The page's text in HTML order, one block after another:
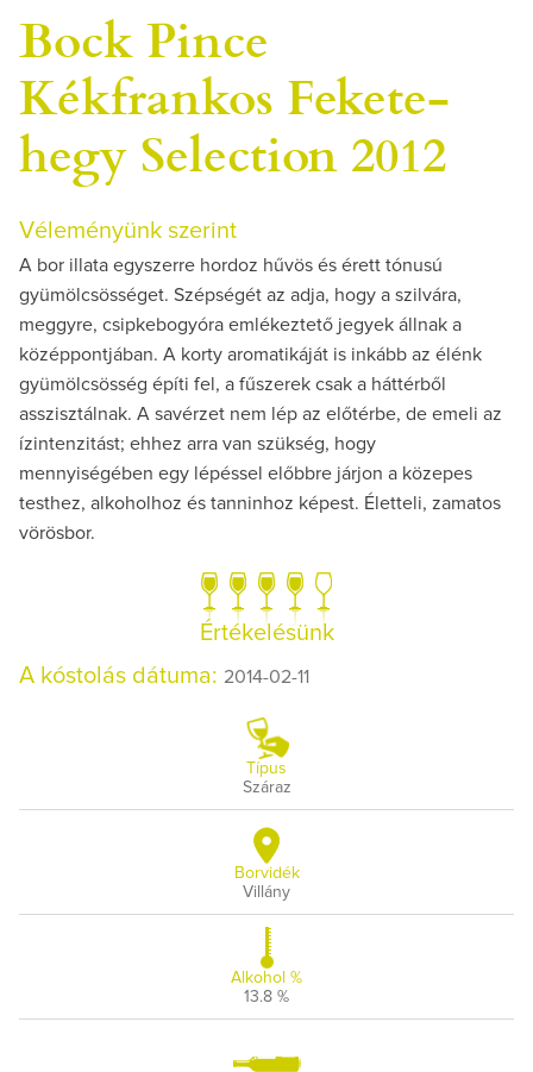
Bock Pince
Kékfrankos Fekete-
hegy Selection 2012
Véleményünk szerint
A bor illata egyszerre hordoz hűvös és érett tónusú
gyümölcsösséget. Szépségét az adja, hogy a szilvára,
meggyre, csipkebogyóra emlékeztető jegyek állnak a
középpontjában. A korty aromatikáját is inkább az élénk
gyümölcsösség építi fel, a fűszerek csak a háttérből
asszisztálnak. A savérzet nem lép az előtérbe, de emeli az
ízintenzitást; ehhez arra van szükség, hogy
mennyiségében egy lépéssel előbbre járjon a közepes
testhez, alkoholhoz és tanninhoz képest. Életteli, zamatos
vörösbor.
Értékelésünk
A kóstolás dátuma: 2014-02-11
Típus
Száraz
Borvidék
Villány
Alkohol %
13.8 %